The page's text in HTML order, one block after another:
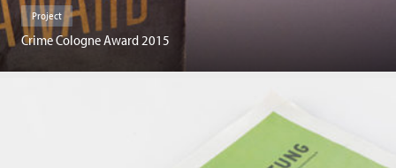
Project
Crime Cologne Award 2015